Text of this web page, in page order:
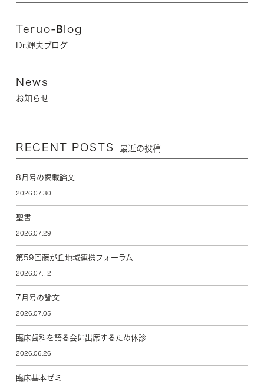
Teruo-Blog
Dr.輝夫ブログ
News
お知らせ
RECENT POSTS 最近の投稿
8月号の掲載論文
2026.07.30
聖書
2026.07.29
第59回藤が丘地域連携フォーラム
2026.07.12
7月号の論文
2026.07.05
臨床歯科を語る会に出席するため休診
2026.06.26
臨床基本ゼミ